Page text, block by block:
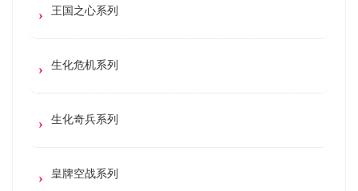
王国之心系列
生化危机系列
生化奇兵系列
皇牌空战系列